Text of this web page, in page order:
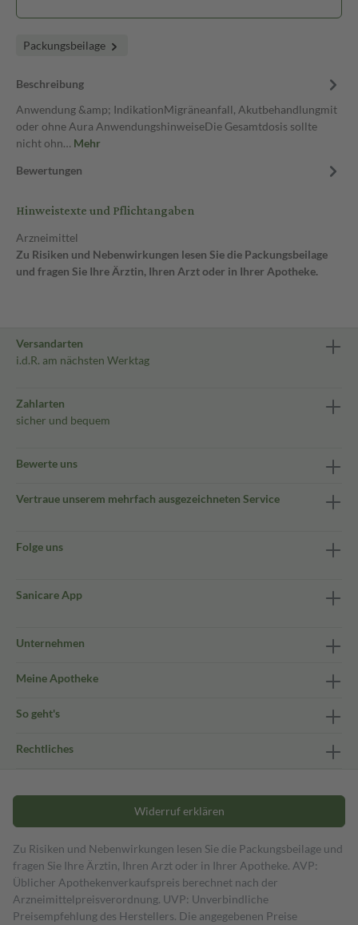
Packungsbeilage
Beschreibung
Anwendung &amp; IndikationMigräneanfall, Akutbehandlungmit
oder ohne Aura AnwendungshinweiseDie Gesamtdosis sollte
nicht ohn… Mehr
Bewertungen
Hinweistexte und Pflichtangaben
Arzneimittel
Zu Risiken und Nebenwirkungen lesen Sie die Packungsbeilage
und fragen Sie Ihre Ärztin, Ihren Arzt oder in Ihrer Apotheke.
Versandarten
i.d.R. am nächsten Werktag
Zahlarten
sicher und bequem
Bewerte uns
Vertraue unserem mehrfach ausgezeichneten Service
Folge uns
Sanicare App
Unternehmen
Meine Apotheke
So geht's
Rechtliches
Widerruf erklären
Zu Risiken und Nebenwirkungen lesen Sie die Packungsbeilage und
fragen Sie Ihre Ärztin, Ihren Arzt oder in Ihrer Apotheke. AVP:
Üblicher Apothekenverkaufspreis berechnet nach der
Arzneimittelpreisverordnung. UVP: Unverbindliche
Preisempfehlung des Herstellers. Die angegebenen Preise